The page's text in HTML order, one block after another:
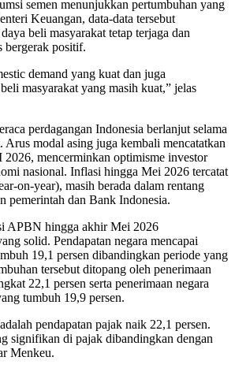
semen menunjukkan pertumbuhan yang
Keuangan, data-data tersebut
beli masyarakat tetap terjaga dan
bergerak positif.
demand yang kuat dan juga
masyarakat yang masih kuat,” jelas
perdagangan Indonesia berlanjut selama
Arus modal asing juga kembali mencatatkan
mencerminkan optimisme investor
nasional. Inflasi hingga Mei 2026 tercatat
on-year), masih berada dalam rentang
pemerintah dan Bank Indonesia.
APBN hingga akhir Mei 2026
solid. Pendapatan negara mencapai
19,1 persen dibandingkan periode yang
tersebut ditopang oleh penerimaan
22,1 persen serta penerimaan negara
tumbuh 19,9 persen.
pendapatan pajak naik 22,1 persen.
signifikan di pajak dibandingkan dengan
Menkeu.